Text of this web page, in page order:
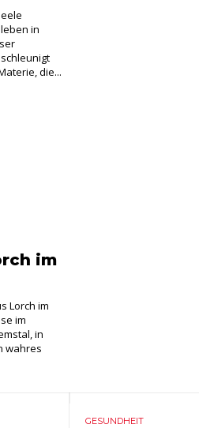
in
die...
im
Lorch im
im
in
wahres
GESUNDHEIT